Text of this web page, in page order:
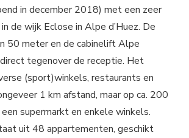
in december 2018) met een zeer
de wijk Eclose in Alpe d’Huez. De
50 meter en de cabinelift Alpe
tegenover de receptie. Het
(sport)winkels, restaurants en
1 km afstand, maar op ca. 200
supermarkt en enkele winkels.
uit 48 appartementen, geschikt